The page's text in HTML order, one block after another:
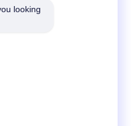
looking